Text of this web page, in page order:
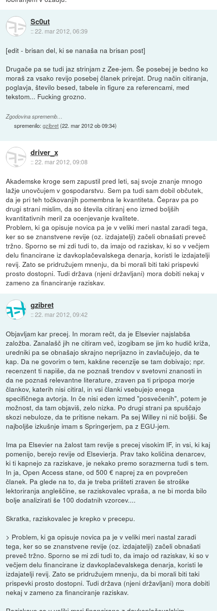
Sc0ut
::22. mar 2012, 06:39
[edit - brisan del, ki se nanaša na brisan post]
Drugače pa se tudi jaz strinjam z Zee-jem. Še posebej je bedno ko
moraš za vsako revijo posebej članek prirejat. Drug način citiranja,
poglavja, število besed, tabele in figure za referencami, med
tekstom... Fucking grozno.
Zgodovina sprememb…
spremenilo:gzibret(22. mar 2012 ob 09:34)
driver_x
::22. mar 2012, 09:08
Akademske kroge sem zapustil pred leti, saj svoje znanje mnogo
lažje unovčujem v gospodarstvu. Sem pa tudi sam dobil občutek,
da je pri teh točkovanjih pomembna le kvantiteta. Čeprav pa po
drugi strani mislim, da so števila citiranj eno izmed boljših
kvantitativnih meril za ocenjevanje kvalitete.
Problem, ki ga opisuje novica pa je v veliki meri nastal zaradi tega,
ker so se znanstvene revije (oz. izdajatelji) začeli obnašati preveč
tržno. Sporno se mi zdi tudi to, da imajo od raziskav, ki so v večjem
delu financirane iz davkoplačevalskega denarja, koristi le izdajatelji
revij. Zato se pridružujem mnenju, da bi morali biti taki prispevki
prosto dostopni. Tudi država (njeni državljani) mora dobiti nekaj v
zameno za financiranje raziskav.
gzibret
::22. mar 2012, 09:42
Objavljam kar precej. In moram rečt, da je Elsevier najslabša
založba. Zanalašč jih ne citiram več, izogibam se jim ko hudič križa,
uredniki pa se obnašajo skrajno neprijazno in zavlačujejo, da te
kap. Da ne govorim o tem, kakšne recenzije se tam dobivajo; npr.
recenzent ti napiše, da ne poznaš trendov v svetovni znanosti in
da ne poznaš relevantne literature, zraven pa ti pripopa morje
člankov, katerih nisi citiral, in vsi članki vsebujejo enega
specifičnega avtorja. In če nisi eden izmed "posvečenih", potem je
možnost, da tam objaviš, zelo nizka. Po drugi strani pa spuščajo
skozi nebuloze, da te pritisne nekam. Pa sej Willey ni nič boljši. Še
najboljše izkušnje imam s Springerjem, pa z EGU-jem.
Ima pa Elsevier na žalost tam revije s precej visokim IF, in vsi, ki kaj
pomenijo, berejo revije od Elsevierja. Prav tako količina denarcev,
ki ti kapnejo za raziskave, je nekako premo sorazmerna tudi s tem.
In ja, Open Access stane, od 500 € naprej za en povprečen
članek. Pa glede na to, da je treba prišteti zraven še stroške
lektoriranja angleščine, se raziskovalec vpraša, a ne bi morda bilo
bolje analizirati še 100 dodatnih vzorcev....
Skratka, raziskovalec je krepko v precepu.
> Problem, ki ga opisuje novica pa je v veliki meri nastal zaradi
tega, ker so se znanstvene revije (oz. izdajatelji) začeli obnašati
preveč tržno. Sporno se mi zdi tudi to, da imajo od raziskav, ki so v
večjem delu financirane iz davkoplačevalskega denarja, koristi le
izdajatelji revij. Zato se pridružujem mnenju, da bi morali biti taki
prispevki prosto dostopni. Tudi država (njeni državljani) mora dobiti
nekaj v zameno za financiranje raziskav.